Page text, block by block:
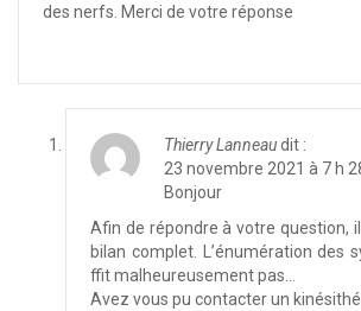
des nerfs. Merci de votre réponse
Thierry Lanneaudit :
23 novembre 2021 à 7 h
Bonjour
Afin de répondre à votre question,
bilan complet. L’énumération des
ffit malheureusement pas…
Avez vous pu contacter un